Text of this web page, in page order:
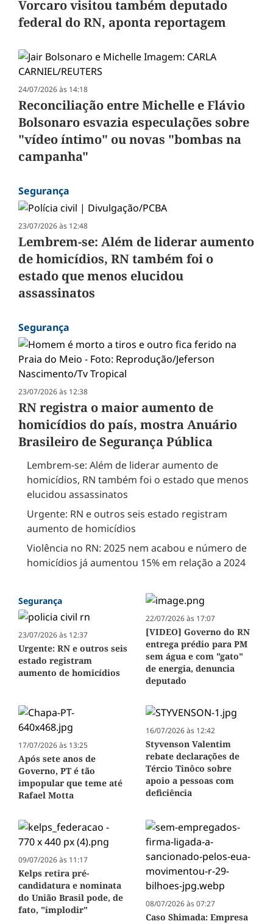
Vorcaro visitou também deputado
federal do RN, aponta reportagem
24/07/2026 às 14:18
Reconciliação entre Michelle e Flávio
Bolsonaro esvazia especulações sobre
"vídeo íntimo" ou novas "bombas na
campanha"
Segurança
23/07/2026 às 12:48
Lembrem-se: Além de liderar aumento
de homicídios, RN também foi o
estado que menos elucidou
assassinatos
Segurança
23/07/2026 às 12:38
RN registra o maior aumento de
homicídios do país, mostra Anuário
Brasileiro de Segurança Pública
Lembrem-se: Além de liderar aumento de
homicídios, RN também foi o estado que menos
elucidou assassinatos
Urgente: RN e outros seis estado registram
aumento de homicídios
Violência no RN: 2025 nem acabou e número de
homicídios já aumentou 15% em relação a 2024
Segurança
23/07/2026 às 12:37
Urgente: RN e outros seis
estado registram
aumento de homicídios
22/07/2026 às 17:07
[VIDEO] Governo do RN
entrega prédio para PM
sem água e com "gato"
de energia, denuncia
deputado
17/07/2026 às 13:25
Após sete anos de
Governo, PT é tão
impopular que teme até
Rafael Motta
16/07/2026 às 12:42
Styvenson Valentim
rebate declarações de
Tércio Tinôco sobre
apoio a pessoas com
deficiência
09/07/2026 às 11:17
Kelps retira pré-
candidatura e nominata
do União Brasil pode, de
fato, "implodir"
08/07/2026 às 07:27
Caso Shimada: Empresa